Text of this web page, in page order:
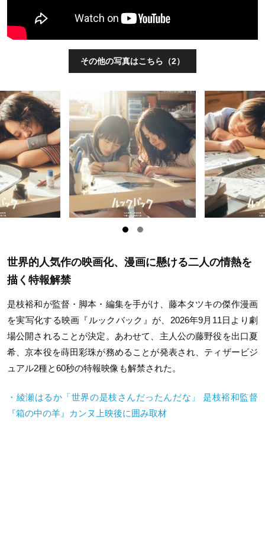
その他の写真はこちら（2）
世界的人気作の映画化、漫画に懸ける二人の情熱を
描く特報解禁
是枝裕和が監督・脚本・編集を手がけ、藤本タツキの傑作漫画
を実写化する映画『ルックバック』が、2026年9月11日より劇
場公開されることが決定。あわせて、主人公の藤野役を出口夏
希、京本役を蒔田彩珠が務めることが発表され、ティザービジ
ュアル2種と60秒の特報映像も解禁された。
・綾瀬はるか「世界の是枝さんだったんだな」 是枝裕和監督
『箱の中の羊』カンヌ上映後に囲み取材